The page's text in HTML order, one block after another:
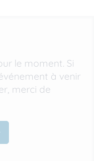
le moment. Si
à venir
merci de